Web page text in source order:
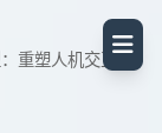
重塑人机交互新